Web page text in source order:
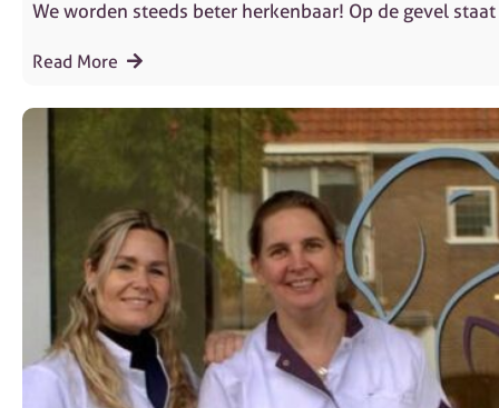
We worden steeds beter herkenbaar! Op de gevel
Read More